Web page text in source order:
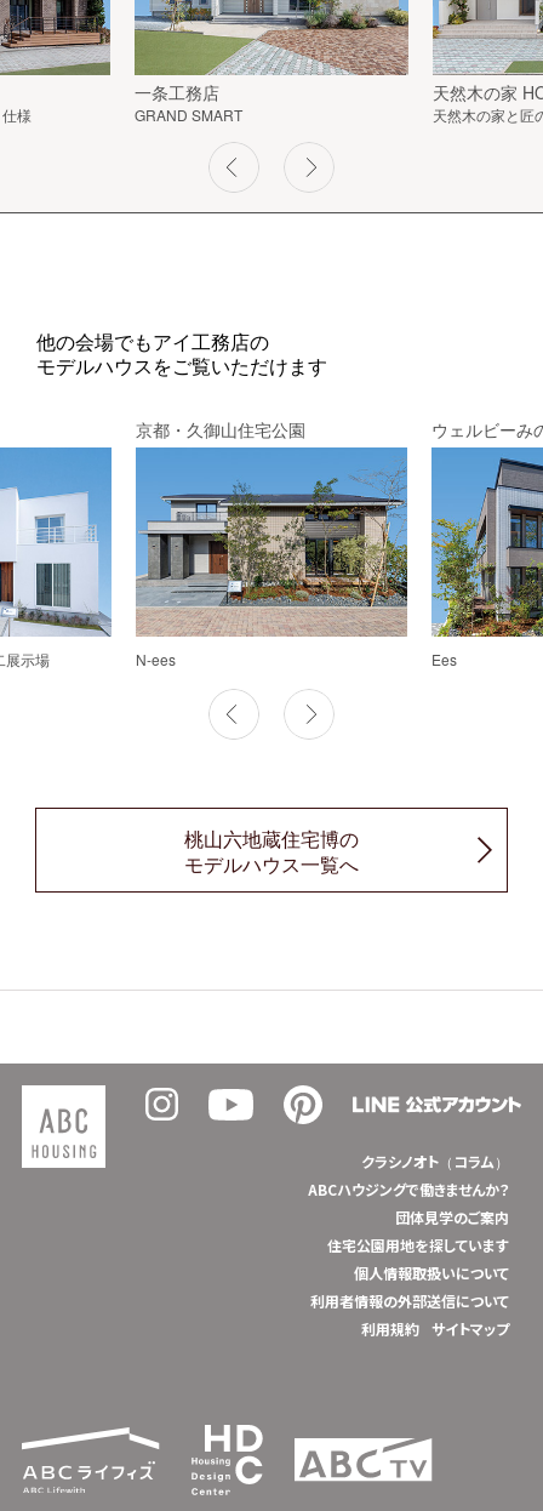
様
一条工務店
GRAND SMART
天然木の家
天然木の家と匠
他の会場でもアイ工務店の
モデルハウスをご覧いただけます
示場
京都・久御山住宅公園
N-ees
ウェルビーみ
Ees
桃山六地蔵住宅博の
モデルハウス一覧へ
クラシノオト（コラム）
ABCハウジングで働きませんか？
団体見学のご案内
住宅公園用地を探しています
個人情報取扱いについて
利用者情報の外部送信について
利用規約
サイトマップ